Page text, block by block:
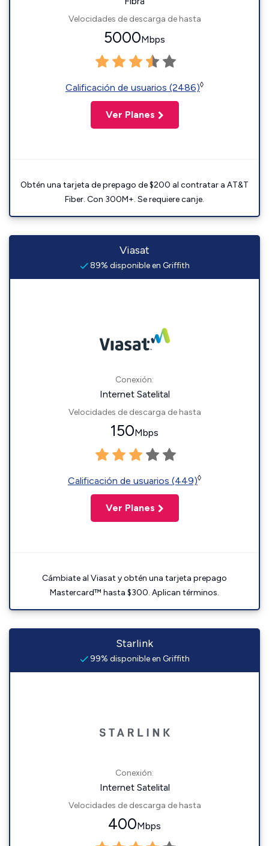
Velocidades de descarga de hasta
5000Mbps
Calificación de usuarios (2486)◊
Ver Planes
Obtén una tarjeta de prepago de $200 al contratar a AT&T
Fiber. Con 300M+. Se requiere canje.
Viasat
89% disponible en Griffith
Conexión:
Internet Satelital
Velocidades de descarga de hasta
150Mbps
Calificación de usuarios (449)◊
Ver Planes
Cámbiate al Viasat y obtén una tarjeta prepago
Mastercard™ hasta $300. Aplican términos.
Starlink
99% disponible en Griffith
Conexión:
Internet Satelital
Velocidades de descarga de hasta
400Mbps